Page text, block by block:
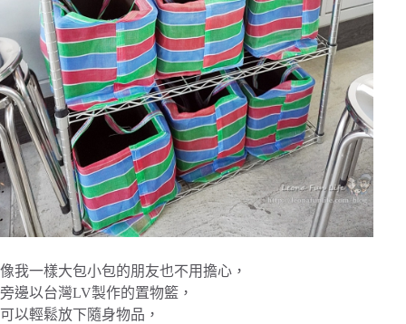
像我一樣大包小包的朋友也不用擔心，
旁邊以台灣LV製作的置物籃，
可以輕鬆放下隨身物品，